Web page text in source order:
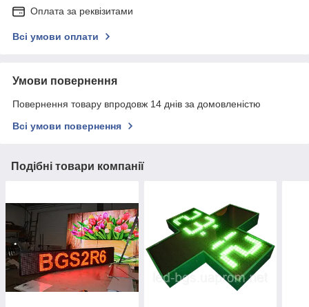
Оплата за реквізитами
Всі умови оплати
Умови повернення
Повернення товару впродовж 14 днів за домовленістю
Всі умови повернення
Подібні товари компанії